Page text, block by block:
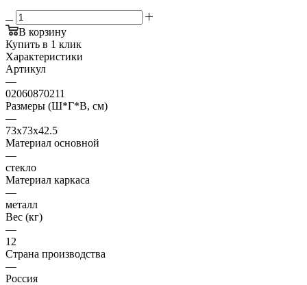
В корзину
Купить в 1 клик
Характеристики
Артикул
—
02060870211
Размеры (Ш*Г*В, см)
—
73x73x42.5
Материал основной
—
стекло
Материал каркаса
—
металл
Вес (кг)
—
12
Страна производства
—
Россия